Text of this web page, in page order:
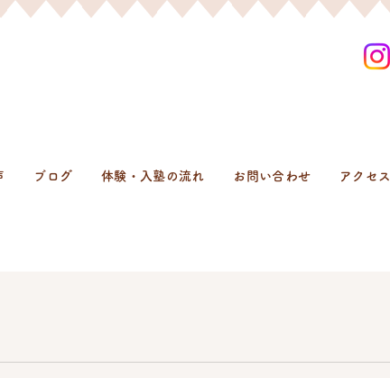
ブログ 体験・入塾の流れ お問い合わせ アクセス